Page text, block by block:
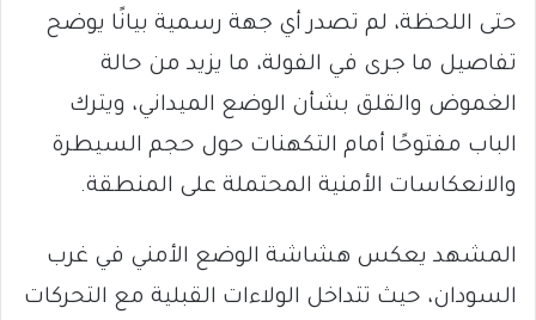
حتى اللحظة، لم تصدر أي جهة رسمية بيانًا يوضح
تفاصيل ما جرى في الفولة، ما يزيد من حالة
الغموض والقلق بشأن الوضع الميداني، ويترك
الباب مفتوحًا أمام التكهنات حول حجم السيطرة
والانعكاسات الأمنية المحتملة على المنطقة.
المشهد يعكس هشاشة الوضع الأمني في غرب
السودان، حيث تتداخل الولاءات القبلية مع التحركات